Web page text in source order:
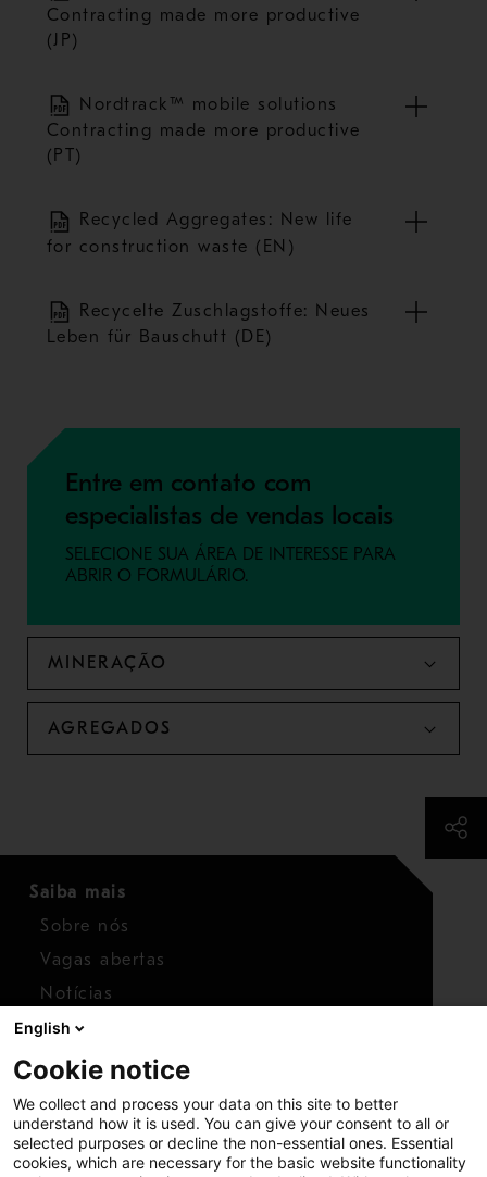
Contracting made more productive
(JP)
Nordtrack™ mobile solutions
Contracting made more productive
(PT)
Recycled Aggregates: New life
for construction waste (EN)
Recycelte Zuschlagstoffe: Neues
Leben für Bauschutt (DE)
Entre em contato com
especialistas de vendas locais
SELECIONE SUA ÁREA DE INTERESSE PARA
ABRIR O FORMULÁRIO.
MINERAÇÃO
AGREGADOS
Saiba mais
Sobre nós
Vagas abertas
Notícias
Entre em contato
Contate-nos
Investidores
Calendário para investidores
English
Cookie notice
We collect and process your data on this site to better
understand how it is used. You can give your consent to all or
selected purposes or decline the non-essential ones. Essential
cookies, which are necessary for the basic website functionality